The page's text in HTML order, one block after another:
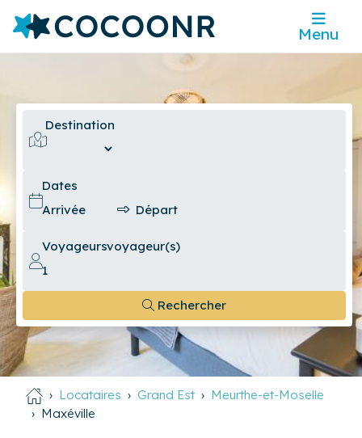
Menu
Destination
Dates
Voyageursvoyageur(s)
Rechercher
Locataires Grand Est
Meurthe-et-Moselle
Maxéville